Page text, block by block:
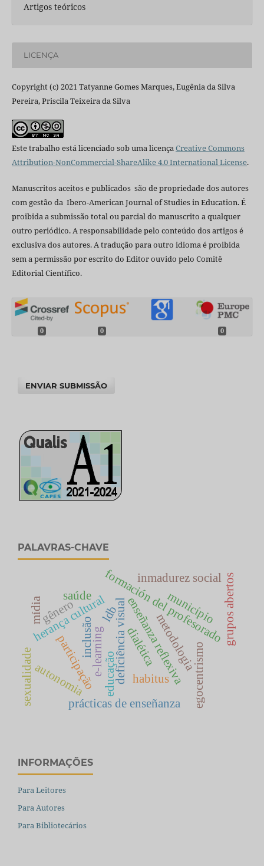
Artigos teóricos
LICENÇA
Copyright (c) 2021 Tatyanne Gomes Marques, Eugênia da Silva
Pereira, Priscila Teixeira da Silva
Este trabalho está licenciado sob uma licençaCreative Commons
Attribution-NonCommercial-ShareAlike 4.0 International License.
Manuscritos aceitos e publicados são de propriedade dos autores
com gestão da Ibero-American Journal of Studies in Education. É
proibida a submissão total ou parcial do manuscrito a qualquer
outro periódico. A responsabilidade pelo conteúdo dos artigos é
exclusiva dos autores. A tradução para outro idioma é proibida
sem a permissão por escrito do Editor ouvido pelo Comitê
Editorial Científico.
0 0 0
ENVIAR SUBMISSÃO
PALAVRAS-CHAVE
educaçãodeficiência visual
inclusãoe-learning
formación del profesorado
prácticas de enseñanza
enseñanza reflexiva
habitus
herança cultural
saúde
participação metodologia grupos abertos
dialética
inmadurez social
egocentrismo
município
autonomia
ldb
gênero
mídia
sexualidade
INFORMAÇÕES
Para Leitores
Para Autores
Para Bibliotecários